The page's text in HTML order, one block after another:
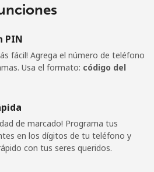
11 min por ⁦$5⁩ -
PIN
fácil! Agrega el número de teléfono
Usa el formato: código del
de marcado! Programa tus
en los dígitos de tu teléfono y
con tus seres queridos.